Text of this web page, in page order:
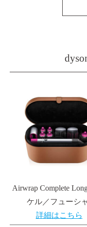
Airwrap Complete
ケル／フューシ
詳細はこちら